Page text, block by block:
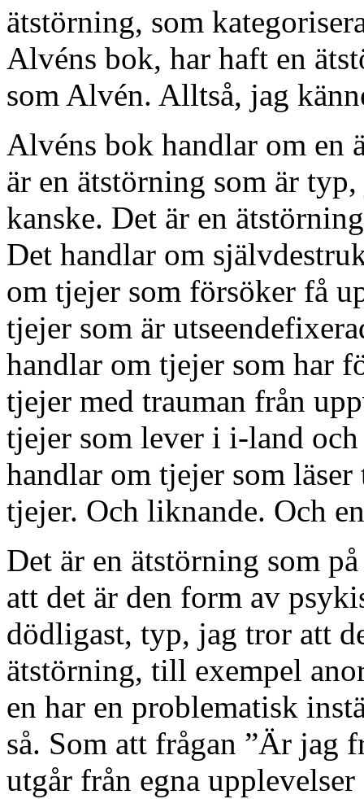
ätstörning, som
Alvéns bok, har haft en
som Alvén. Alltså, jag
Alvéns bok handlar om en
är en ätstörning som är
kanske. Det är en
Det handlar om
om tjejer som försöker få
tjejer som är
handlar om tjejer som har
tjejer med trauman från
tjejer som lever i i-land
handlar om tjejer som
tjejer. Och liknande. Och
Det är en ätstörning som
att det är den form av
dödligast, typ, jag tror att
ätstörning, till exempel
en har en problematisk
så. Som att frågan ”Är jag
utgår från egna